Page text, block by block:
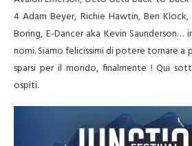
4Adam Beyer, Richie Hawtin,Ben Klock,
Boring, E-Dancer aka Kevin Saunderson…
nomi. Siamo felicissimi di potere tornare a
sparsi per il mondo, finalmente ! Qui
ospiti.